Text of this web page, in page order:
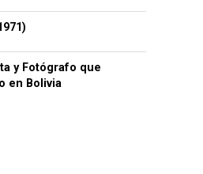
y Fotógrafo que
en Bolivia